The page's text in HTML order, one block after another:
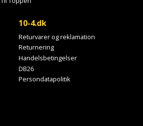
10-4.dk
Returvarer og reklamation
Returnering
Handelsbetingelser
DB26
Persondatapolitik